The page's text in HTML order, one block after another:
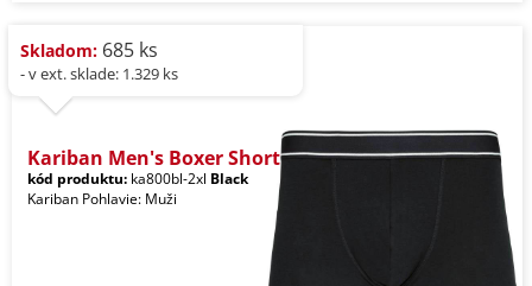
Skladom: 685 ks
- v ext. sklade: 1.329 ks
Kariban Men's Boxer Short
kód produktu: ka800bl-2xl Black
Kariban Pohlavie: Muži